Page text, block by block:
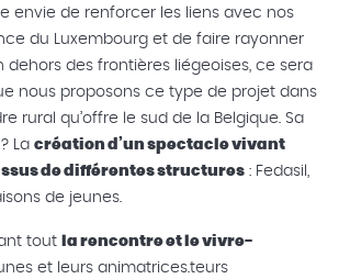
envie de renforcer les liens avec nos
du Luxembourg et de faire rayonner
dehors des frontières liégeoises, ce sera
nous proposons ce type de projet dans
rural qu’offre le sud de la Belgique. Sa
La création d’un spectacle vivant
de différentes structures : Fedasil,
de jeunes.
tout
la rencontre et le vivre-
et leurs animatrices.teurs